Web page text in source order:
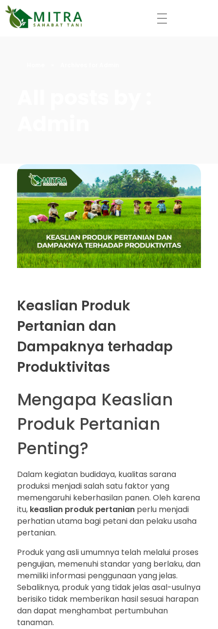
Keaslian Produk
Pertanian dan
Dampaknya terhadap
Produktivitas
Mengapa Keaslian
Produk Pertanian
Penting?
Dalam kegiatan budidaya, kualitas sarana
produksi menjadi salah satu faktor yang
memengaruhi keberhasilan panen. Oleh karena
itu, keaslian produk pertanian perlu menjadi
perhatian utama bagi petani dan pelaku usaha
pertanian.
Produk yang asli umumnya telah melalui proses
pengujian, memenuhi standar yang berlaku, dan
memiliki informasi penggunaan yang jelas.
Sebaliknya, produk yang tidak jelas asal-usulnya
berisiko tidak memberikan hasil sesuai harapan
dan dapat menghambat pertumbuhan
tanaman.